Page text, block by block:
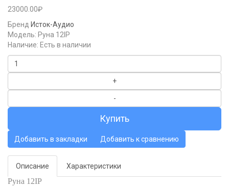
23000.00₽
Бренд Исток-Аудио
Модель: Руна 12IP
Наличие: Есть в наличии
Купить
Добавить в закладки Добавить к сравнению
Описание Характеристики
Руна 12IP